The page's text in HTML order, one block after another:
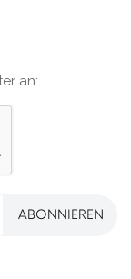
an:
ABONNIEREN